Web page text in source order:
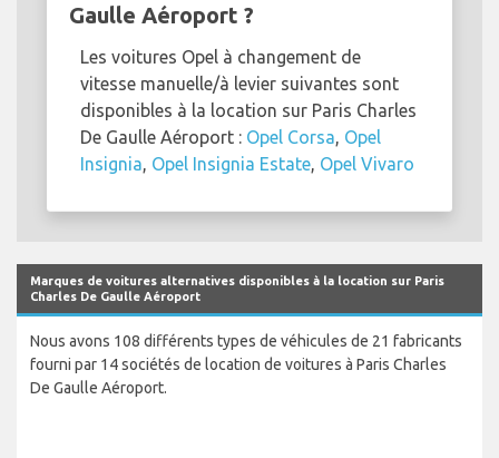
Gaulle Aéroport ?
Les voitures Opel à changement de
vitesse manuelle/à levier suivantes sont
disponibles à la location sur Paris Charles
De Gaulle Aéroport : Opel Corsa Opel
Insignia Opel Insignia Estate Opel Vivaro
Marques de voitures alternatives disponibles à la location sur Paris
Charles De Gaulle Aéroport
Nous avons 108 différents types de véhicules de 21 fabricants
fourni par 14 sociétés de location de voitures à Paris Charles
De Gaulle Aéroport.